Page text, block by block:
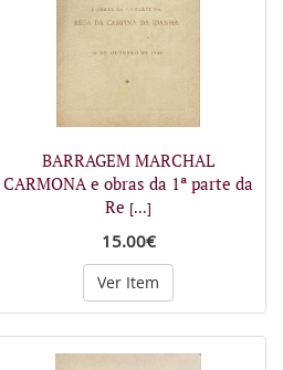
BARRAGEM MARCHAL
CARMONA e obras da 1ª parte da
Re [...]
15.00€
Ver Item